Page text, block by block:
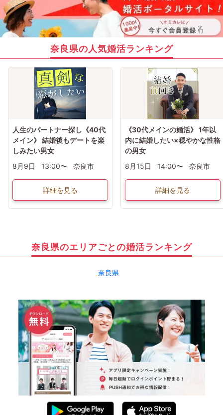
奈良県の人気婚活ランキング
人生のパートナー探し《40代
メイン》 結婚後もデートを楽
しみたい男女
8月9日
13:00〜 奈良市
詳細を見る
《30代メインの婚活》 1年以
内に結婚したい×穏やかな性格
の男女
8月15日
14:00〜 奈良市
詳細を見る
奈良県のエリアごとの婚活ランキング
奈良県